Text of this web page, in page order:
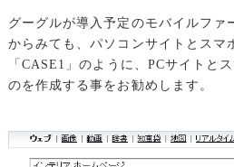
グーグルが導入予定のモバイルファ
からみても、パソコンサイトとスマ
「CASE1」のように、PCサイトと
のを作成する事をお勧めします。